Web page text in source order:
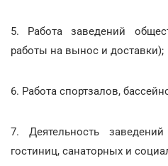
5. Работа заведений
работы на вынос и доставки);
6. Работа спортзалов,
7. Деятельность
гостиниц, санаторных и